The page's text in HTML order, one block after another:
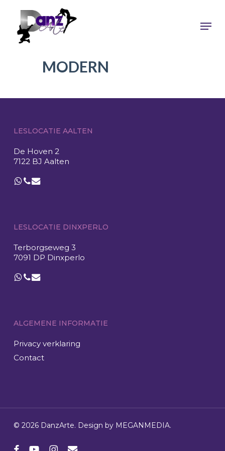
content
MODERN
LESLOCATIE AALTEN
De Hoven 2
7122 BJ Aalten
LESLOCATIE DINXPERLO
Terborgseweg 3
7091 DP Dinxperlo
ALGEMENE INFORMATIE
Privacy verklaring
Contact
© 2026 DanzArte. Design by MEGANMEDIA.
facebookyoutubeinstagram
email